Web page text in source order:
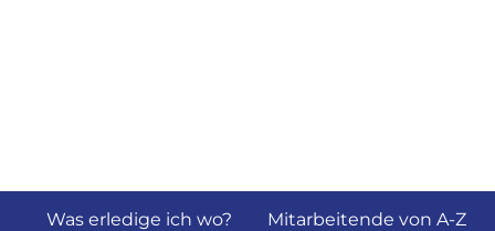
Was erledige ich wo?
Mitarbeitende von A-Z